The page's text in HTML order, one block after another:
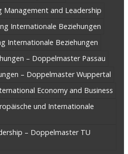
Management and Leadership
Internationale Beziehungen
Internationale Beziehungen
– Doppelmaster Passau
– Doppelmaster Wuppertal
Economy and Business
und Internationale
– Doppelmaster TU